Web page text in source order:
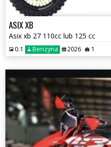
ASIX XB
Asix xb 27 110cc lub 125 cc
0.1 Benzyna 2026 1